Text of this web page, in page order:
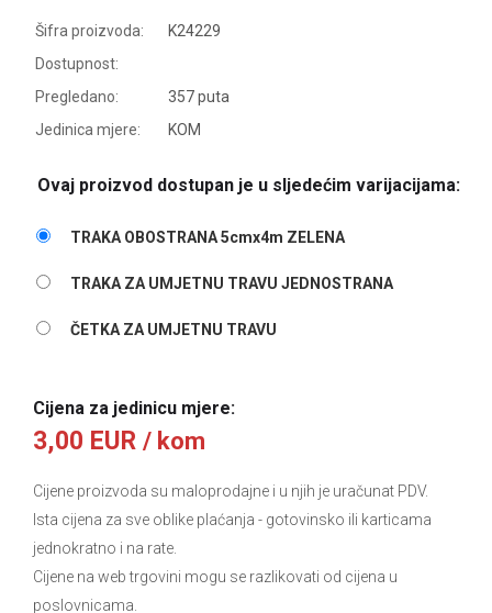
Šifra proizvoda:
K24229
Dostupnost:
Pregledano:
357 puta
Jedinica mjere:
KOM
Ovaj proizvod dostupan je u sljedećim varijacijama:
TRAKA OBOSTRANA 5cmx4m ZELENA
TRAKA ZA UMJETNU TRAVU JEDNOSTRANA
ČETKA ZA UMJETNU TRAVU
Cijena za jedinicu mjere:
3,00 EUR / kom
Cijene proizvoda su maloprodajne i u njih je uračunat PDV.
Ista cijena za sve oblike plaćanja - gotovinsko ili karticama
jednokratno i na rate.
Cijene na web trgovini mogu se razlikovati od cijena u
poslovnicama.